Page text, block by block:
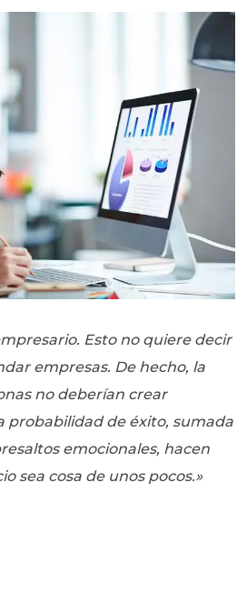
Esto no quiere decir
empresas. De hecho, la
no deberían crear
probabilidad de éxito, sumada
emocionales, hacen
sea cosa de unos pocos.»